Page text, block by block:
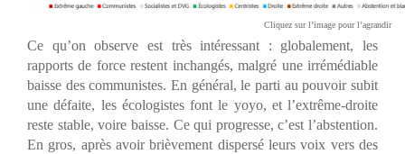
Cliquez sur l’image pour l’agrandir
Ce qu’on observe est très intéressant : globalement, les
rapports de force restent inchangés, malgré une irrémédiable
baisse des communistes. En général, le parti au pouvoir subit
une défaite, les écologistes font le yoyo, et l’extrême-droite
reste stable, voire baisse. Ce qui progresse, c’est l’abstention.
En gros, après avoir brièvement dispersé leurs voix vers des